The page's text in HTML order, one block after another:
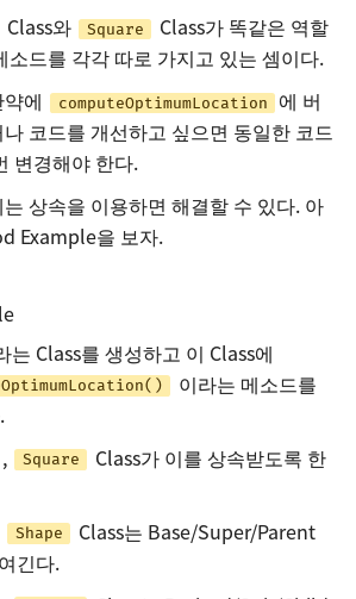
Class와 Square
Class가 똑같은 역할
소드를 각각 따로 가지고 있는 셈이다.
에
computeOptimumLocation
에 버
코드를 개선하고 싶으면 동일한 코드
변경해야 한다.
상속을 이용하면 해결할 수 있다. 아
Example을 보자.
는 Class를 생성하고 이 Class에
이라는 메소드를
, Square
Class가 이를 상속받도록 한
Shape
Class는 Base/Super/Parent
긴다.